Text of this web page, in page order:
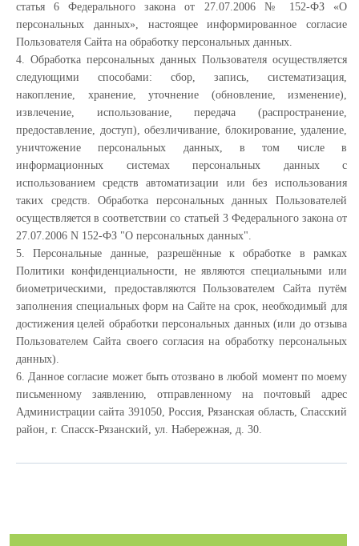
статья 6 Федерального закона от 27.07.2006 № 152-ФЗ «О
персональных данных», настоящее информированное согласие
Пользователя Сайта на обработку персональных данных.
4. Обработка персональных данных Пользователя осуществляется
следующими способами: сбор, запись, систематизация,
накопление, хранение, уточнение (обновление, изменение),
извлечение, использование, передача (распространение,
предоставление, доступ), обезличивание, блокирование, удаление,
уничтожение персональных данных, в том числе в
информационных системах персональных данных с
использованием средств автоматизации или без использования
таких средств. Обработка персональных данных Пользователей
осуществляется в соответствии со статьей 3 Федерального закона от
27.07.2006 N 152-ФЗ "О персональных данных".
5. Персональные данные, разрешённые к обработке в рамках
Политики конфиденциальности, не являются специальными или
биометрическими, предоставляются Пользователем Сайта путём
заполнения специальных форм на Сайте на срок, необходимый для
достижения целей обработки персональных данных (или до отзыва
Пользователем Сайта своего согласия на обработку персональных
данных).
6. Данное согласие может быть отозвано в любой момент по моему
письменному заявлению, отправленному на почтовый адрес
Администрации сайта 391050, Россия, Рязанская область, Спасский
район, г. Спасск-Рязанский, ул. Набережная, д. 30.